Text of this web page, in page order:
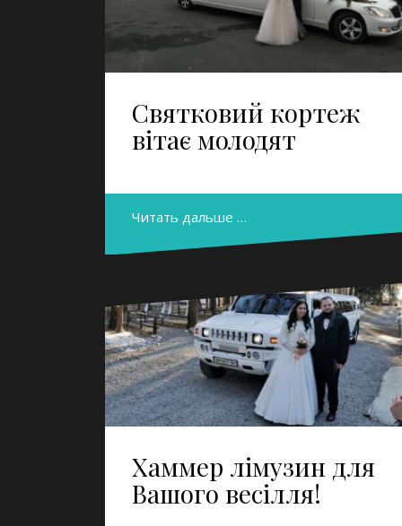
Святковий кортеж
вітає молодят
Читать дальше …
Хаммер лімузин для
Вашого весілля!